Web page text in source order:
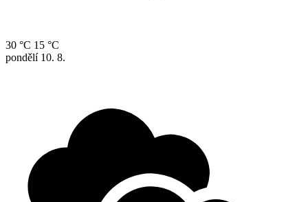
30 °C 15 °C
pondělí 10. 8.